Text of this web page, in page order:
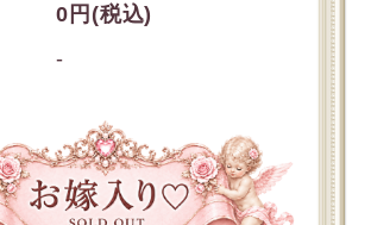
0円(税込)
-